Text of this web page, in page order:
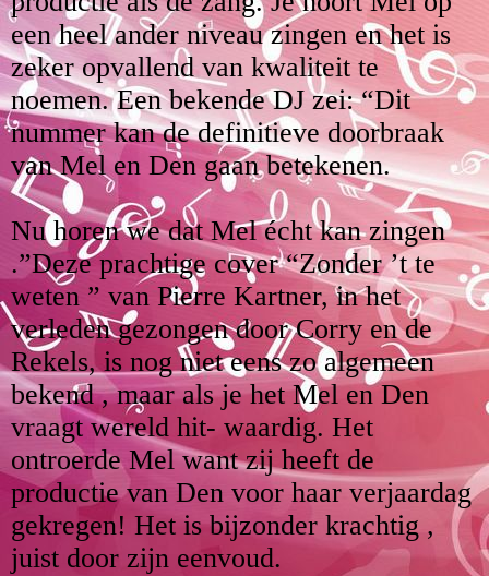
een heel ander niveau zingen en het is
zeker opvallend van kwaliteit te
noemen. Een bekende DJ zei: “Dit
nummer kan de definitieve doorbraak
van Mel en Den gaan betekenen.
Nu horen we dat Mel écht kan zingen
.”Deze prachtige cover “Zonder ’t te
weten ” van Pierre Kartner, in het
verleden gezongen door Corry en de
Rekels, is nog niet eens zo algemeen
bekend , maar als je het Mel en Den
vraagt wereld hit- waardig. Het
ontroerde Mel want zij heeft de
productie van Den voor haar verjaardag
gekregen! Het is bijzonder krachtig ,
juist door zijn eenvoud.